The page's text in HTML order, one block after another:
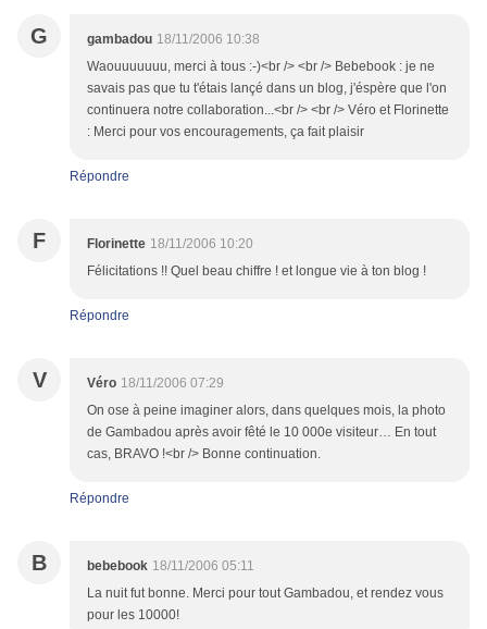
G gambadou 18/11/2006 10:38
Waouuuuuuu, merci à tous :-)<br /> <br /> Bebebook : je ne
savais pas que tu t'étais lançé dans un blog, j'éspère que l'on
continuera notre collaboration...<br /> <br /> Véro et Florinette
: Merci pour vos encouragements, ça fait plaisir
Répondre
F Florinette 18/11/2006 10:20
Félicitations !! Quel beau chiffre ! et longue vie à ton blog !
Répondre
V Véro 18/11/2006 07:29
On ose à peine imaginer alors, dans quelques mois, la photo
de Gambadou après avoir fêté le 10 000e visiteur… En tout
cas, BRAVO !<br /> Bonne continuation.
Répondre
B bebebook 18/11/2006 05:11
La nuit fut bonne. Merci pour tout Gambadou, et rendez vous
pour les 10000!